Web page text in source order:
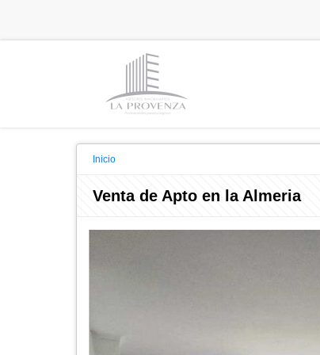
Inicio
Venta de Apto en la Almeria